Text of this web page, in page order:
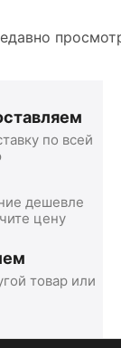
по всей
дешевле
цену
товар или